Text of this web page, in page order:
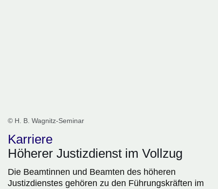
© H. B. Wagnitz-Seminar
Karriere
Höherer Justizdienst im Vollzug
Die Beamtinnen und Beamten des höheren
Justizdienstes gehören zu den Führungskräften im